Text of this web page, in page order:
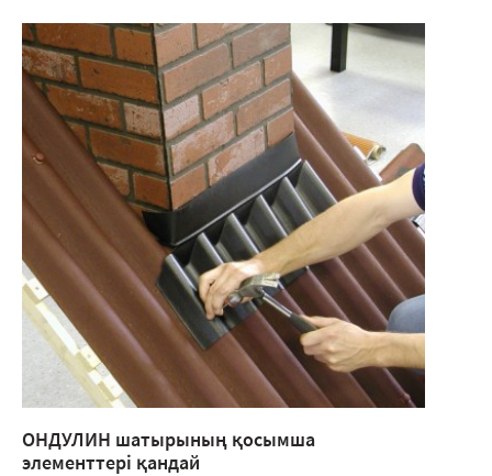
ОНДУЛИН шатырының қосымша
элементтері қандай